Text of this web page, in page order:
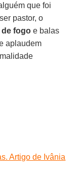
que foi
pastor, o
de fogo e balas
aplaudem
Artigo de Ivânia